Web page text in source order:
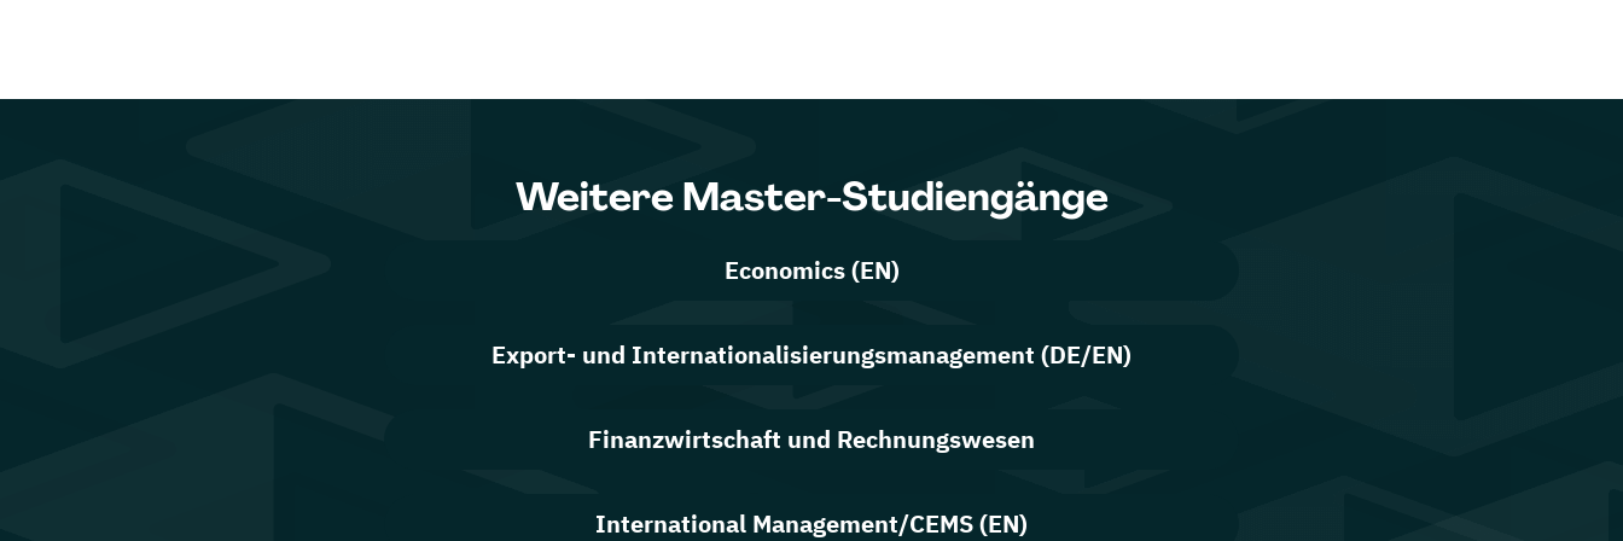
Weitere Master-Studiengänge
Economics (EN)
Export- und Internationalisierungsmanagement (DE/EN)
Finanzwirtschaft und Rechnungswesen
International Management/CEMS (EN)